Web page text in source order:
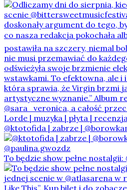
@ktotofida | zabrze |
To będzie show pełne nostalgii: